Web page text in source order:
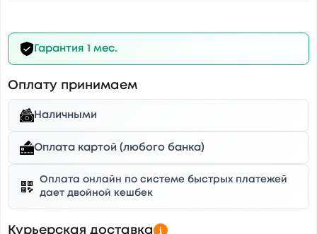
Гарантия 1 мес.
Оплату принимаем
Наличными
Оплата картой (любого банка)
Оплата онлайн по системе быстрых платежей
дает двойной кешбек
Курьерская доставка